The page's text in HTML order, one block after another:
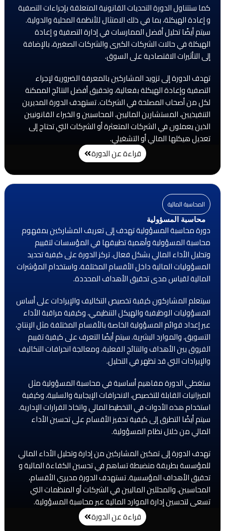
كما ستتناول الدورة التحديات القانونية المتعلقة بإجراءات التصفية
و إعادة الهيكلة، بما في ذلك الامتثال للأنظمة المحلية والدولية.
سيتم أيضًا تحليل أفضل الممارسات في إدارة التصفية و إعادة
الهيكلة في حالات الشركات الكبرى والشركات الصغيرة، بالإضافة
إلى التأثيرات الاقتصادية على السوق.
تهدف الدورة إلى تزويد المشاركين بالمعرفة الضرورية لإجراء
التصفية وإعادة الهيكلة بفعالية، وتحقيق أفضل النتائج الممكنة
لكل من أصحاب المصلحة في الشركات. تستهدف الدورة المديرين
التنفيذيين، المستشارين الماليين، المحاسبين و الخبراء القانونيين
الذين يعملون في الشركات المتعثرة أو الشركات التي تحتاج إلى
تعديل هيكلها المالي أو التشغيلي.
قراءة عن الدورة
المحاسبة المالية
محاسبة المسؤولية
دورة محاسبة المسؤولية تهدف إلى تعريف المشاركين بمفهوم
محاسبة المسؤولية وأهمية تطبيقها في المؤسسات لتقييم
وتحليل الأداء المالي بشكل فعال. تركز الدورة على كيفية تحديد
المسؤوليات المالية داخل الأقسام المختلفة، واستخدام المؤشرات
المالية لقياس مدى تحقيق الأهداف المحددة.
سيتعلم المشاركون كيفية تخصيص التكاليف والإيرادات على أساس
المسؤوليات الوظيفية والهيكل التنظيمي، وكيفية مراقبة الأداء
عبر إعداد قوائم المسؤولية الخاصة بالأقسام المختلفة مثل الإنتاج،
التسويق، والموارد البشرية. سيتم أيضًا التعرف على كيفية تقييم
الفروق بين الأهداف والنتائج الفعلية، ومعالجة انحرافات التكاليف
والإيرادات التي قد تظهر في التحليل.
ستغطي الدورة مفاهيم أساسية في محاسبة المسؤولية مثل
الميزانيات القابلة للتخصيص، الانحرافات الإيجابية والسلبية، وكيفية
استخدام هذه الأدوات في التخطيط المالي واتخاذ القرارات الإدارية.
سيتم أيضًا التطرق إلى كيفية تحفيز الأقسام على تحسين الأداء
المالي من خلال نظام المسؤولية.
تهدف الدورة إلى تمكين المشاركين من إدارة وتحليل الأداء المالي
للمؤسسة بطريقة منضبطة تساهم في تحسين الكفاءة المالية و
تحقيق الأهداف المؤسسية. تستهدف الدورة مديري الأقسام،
المحاسبين، والمحللين الماليين في الشركات أو المنظمات التي
تسعى لتحسين إدارة الموارد المالية عبر محاسبة المسؤولية.
قراءة عن الدورة